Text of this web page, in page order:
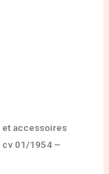
accessoires
cv 01/1954 –